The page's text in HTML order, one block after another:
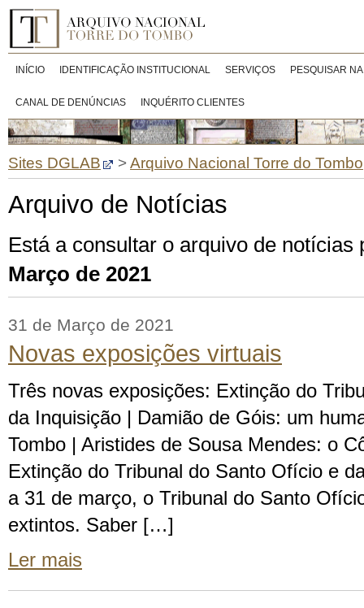
INÍCIO IDENTIFICAÇÃO INSTITUCIONAL SERVIÇOS PESQUISAR
CANAL DE DENÚNCIAS INQUÉRITO CLIENTES
Sites DGLAB >Arquivo Nacional Torre do Tombo
Arquivo de Notícias
Está a consultar o arquivo de notícias
Março de 2021
31 de Março de 2021
Novas exposições virtuais
Três novas exposições: Extinção do
da Inquisição | Damião de Góis: um
Tombo | Aristides de Sousa Mendes: o
Extinção do Tribunal do Santo Ofício e
a 31 de março, o Tribunal do Santo
extintos. Saber […]
Ler mais